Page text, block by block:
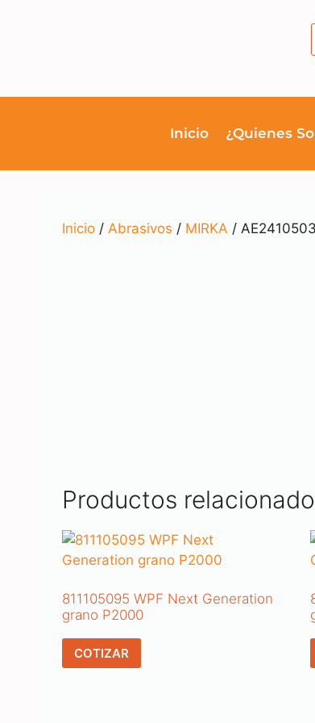
Inicio ¿Quienes
Inicio / Abrasivos / MIRKA /
Productos
811105095 WPF Next Generation
grano P2000
COTIZAR